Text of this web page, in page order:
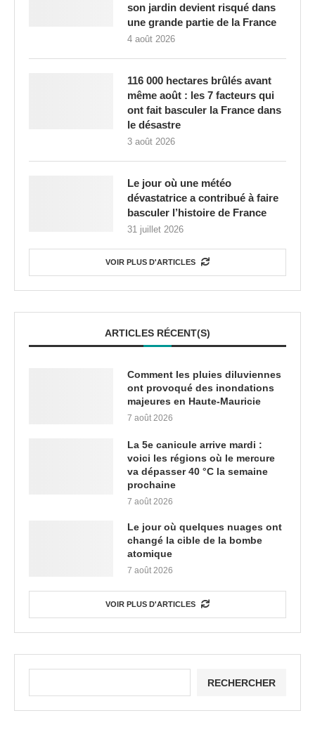
son jardin devient risqué dans
une grande partie de la France
4 août 2026
116 000 hectares brûlés avant
même août : les 7 facteurs qui
ont fait basculer la France dans
le désastre
3 août 2026
Le jour où une météo
dévastatrice a contribué à faire
basculer l’histoire de France
31 juillet 2026
VOIR PLUS D'ARTICLES
ARTICLES RÉCENT(S)
Comment les pluies diluviennes
ont provoqué des inondations
majeures en Haute-Mauricie
7 août 2026
La 5e canicule arrive mardi :
voici les régions où le mercure
va dépasser 40 °C la semaine
prochaine
7 août 2026
Le jour où quelques nuages ont
changé la cible de la bombe
atomique
7 août 2026
VOIR PLUS D'ARTICLES
RECHERCHER